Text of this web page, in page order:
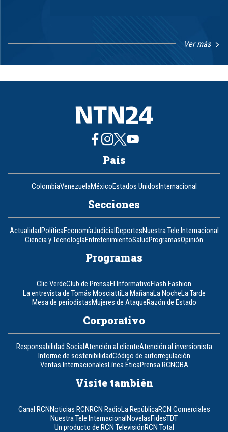
Ver más
1
8
País
ColombiaVenezuelaMéxicoEstados UnidosInternacional
Secciones
ActualidadPolíticaEconomíaJudicialDeportesNuestra Tele Internacional
Ciencia y TecnologíaEntretenimientoSaludProgramasOpinión
Programas
Clic VerdeClub de PrensaEl InformativoFlash Fashion
La entrevista de Tomás MosciattiLa MañanaLa NocheLa Tarde
Mesa de periodistasMujeres de AtaqueRazón de Estado
Corporativo
Responsabilidad SocialAtención al clienteAtención al inversionista
Informe de sostenibilidadCódigo de autorregulación
Ventas InternacionalesLínea ÉticaPrensa RCNOBA
Visite también
Canal RCNNoticias RCNRCN RadioLa RepúblicaRCN Comerciales
Nuestra Tele InternacionalNovelasFidesTDT
Un producto de RCN TelevisiónRCN Total